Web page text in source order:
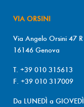
VIA ORSINI
Via Angelo Orsini 47 R
16146 Genova
T. +39 010 315613
F. +39 010 317009
Da LUNEDÌ a GIOVEDÌ